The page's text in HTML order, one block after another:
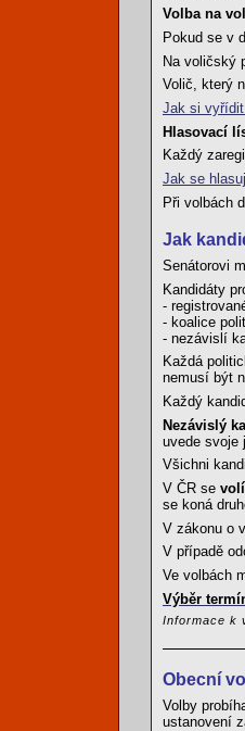
Volba na
Pokud se v
Na voličský
Volič, který
Jak si
Hlasovací
Každý
Jak se
Při volbách
Jak
Senátorovi
Kandidáty
-
- koalice
- nezávislí
Každá
nemusí být
Každý
Nezávislý
uvede svoje
Všichni
V ČR se
se koná
V zákonu o
V případě
Ve volbách
Výběr
Informace k
Obecní
Volby
ustanovení